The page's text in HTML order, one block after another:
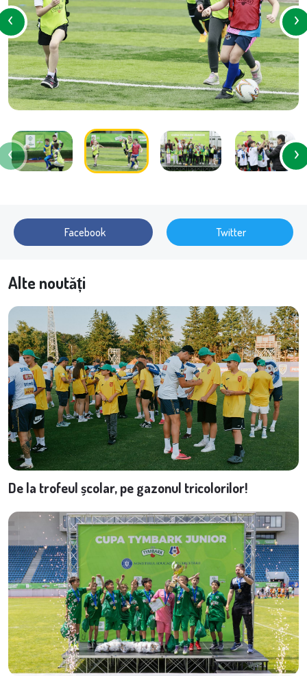
Facebook Twitter
Alte noutăți
De la trofeul școlar, pe gazonul tricolorilor!